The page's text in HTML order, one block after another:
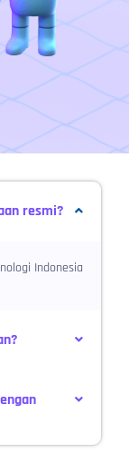
resmi?
Indonesia